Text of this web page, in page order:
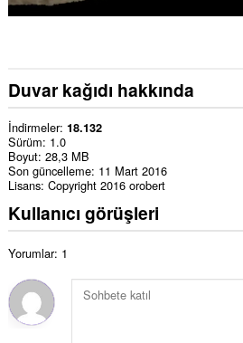
Duvar kağıdı hakkında
İndirmeler 18.132
Sürüm 1.0
Boyut 28,3 MB
Son güncelleme 11 Mart 2016
Lisans Copyright 2016 orobert
Kullanıcı görüşleri
Yorumlar: 1